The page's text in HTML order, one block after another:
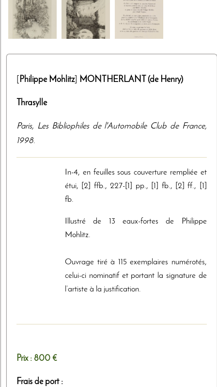
Philippe Mohlitz] MONTHERLANT (de Henry)
Thrasylle
Paris, Les Bibliophiles de l'Automobile Club de France,
1998.
In-4, en feuilles sous couverture rempliée et
étui, [2] ffb., 227-[1] pp., [1] fb., [2] ff., [1]
fb.
Illustré de 13 eaux-fortes de Philippe
Mohlitz.
Ouvrage tiré à 115 exemplaires numérotés,
celui-ci nominatif et portant la signature de
l’artiste à la justification.
Prix : 800 €
Frais de port :